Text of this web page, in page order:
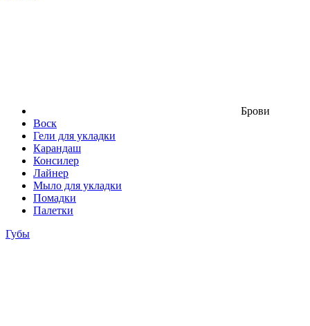
Брови
Воск
Гели для укладки
Карандаш
Консилер
Лайнер
Мыло для укладки
Помадки
Палетки
Губы